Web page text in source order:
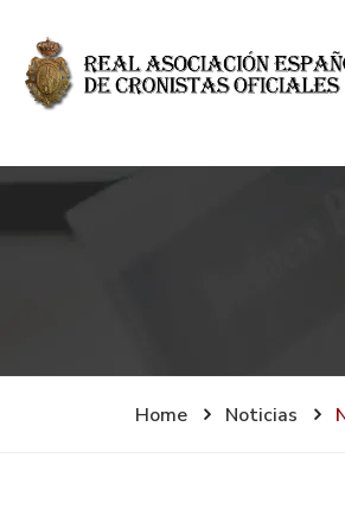
Home Noticias